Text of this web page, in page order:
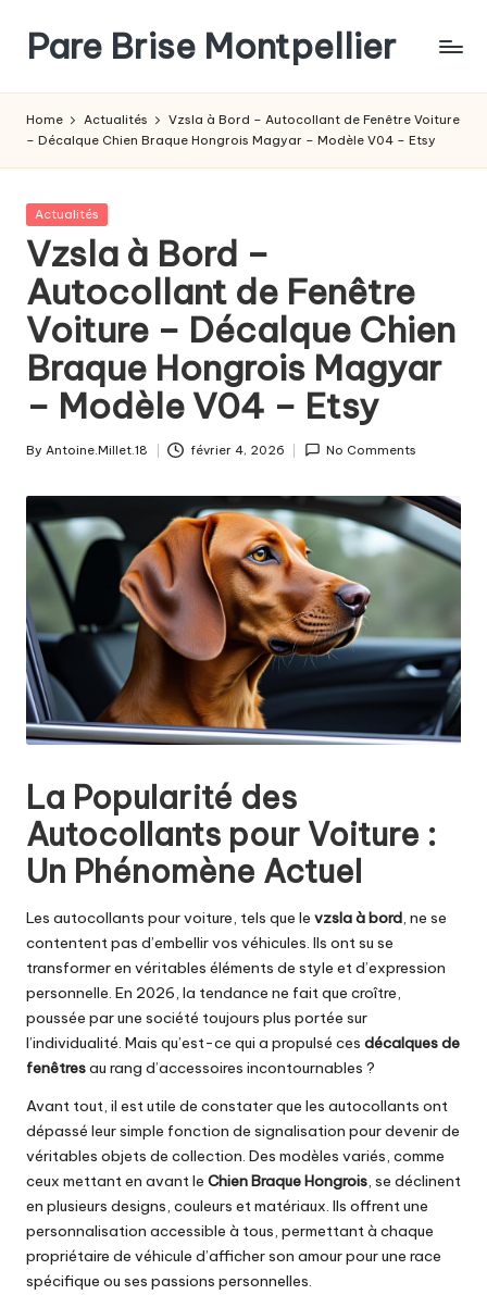
content
Pare Brise Montpellier
Home Actualités
Vzsla à Bord – Autocollant de Fenêtre Voiture
– Décalque Chien Braque Hongrois Magyar – Modèle V04 – Etsy
Posted
Actualités
Vzsla à Bord –
Autocollant de Fenêtre
Voiture – Décalque Chien
Braque Hongrois Magyar
– Modèle V04 – Etsy
Posted
By Antoine.Millet.18 février 4, 2026 No Comments
La Popularité des
Autocollants pour Voiture :
Un Phénomène Actuel
Les autocollants pour voiture, tels que le vzsla à bord, ne se
contentent pas d’embellir vos véhicules. Ils ont su se
transformer en véritables éléments de style et d’expression
personnelle. En 2026, la tendance ne fait que croître,
poussée par une société toujours plus portée sur
l’individualité. Mais qu’est-ce qui a propulsé ces décalques de
fenêtresau rang d’accessoires incontournables ?
Avant tout, il est utile de constater que les autocollants ont
dépassé leur simple fonction de signalisation pour devenir de
véritables objets de collection. Des modèles variés, comme
ceux mettant en avant le Chien Braque Hongrois, se déclinent
en plusieurs designs, couleurs et matériaux. Ils offrent une
personnalisation accessible à tous, permettant à chaque
propriétaire de véhicule d’afficher son amour pour une race
spécifique ou ses passions personnelles.